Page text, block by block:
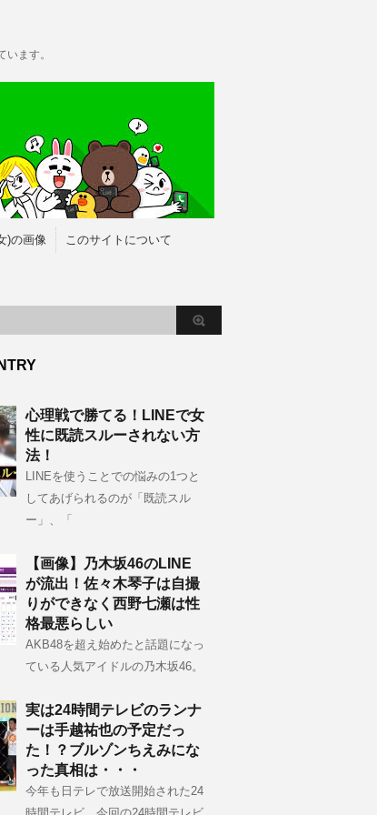
ます。
)の画像
このサイトについて
心理戦で勝てる！LINEで女
性に既読スルーされない方
法！
LINEを使うことでの悩みの1つと
してあげられるのが「既読スル
ー」、「
【画像】乃木坂46のLINE
が流出！佐々木琴子は自撮
りができなく西野七瀬は性
格最悪らしい
AKB48を超え始めたと話題になっ
ている人気アイドルの乃木坂46。
実は24時間テレビのランナ
ーは手越祐也の予定だっ
た！？ブルゾンちえみにな
った真相は・・・
今年も日テレで放送開始された24